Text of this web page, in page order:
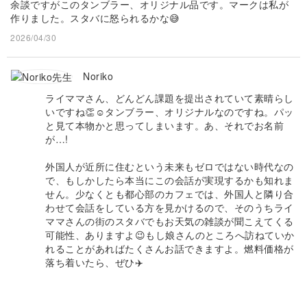
余談ですがこのタンブラー、オリジナル品です。マークは私が
作りました。スタバに怒られるかな😅
2026/04/30
Noriko
ライママさん、どんどん課題を提出されていて素晴らし
いですね👏☺️タンブラー、オリジナルなのですね。パッ
と見て本物かと思ってしまいます。あ、それでお名前
が…!
外国人が近所に住むという未来もゼロではない時代なの
で、もしかしたら本当にこの会話が実現するかも知れま
せん。少なくとも都心部のカフェでは、外国人と隣り合
わせて会話をしている方を見かけるので、そのうちライ
ママさんの街のスタバでもお天気の雑談が聞こえてくる
可能性、ありますよ😉もし娘さんのところへ訪ねていか
れることがあればたくさんお話できますよ。燃料価格が
落ち着いたら、ぜひ✈️